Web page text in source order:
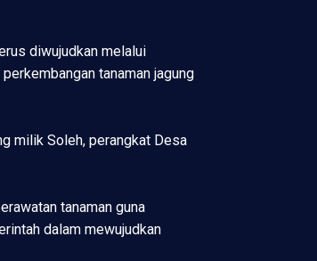
diwujudkan melalui
tanaman jagung
milik Soleh, perangkat Desa
tanaman guna
dalam mewujudkan